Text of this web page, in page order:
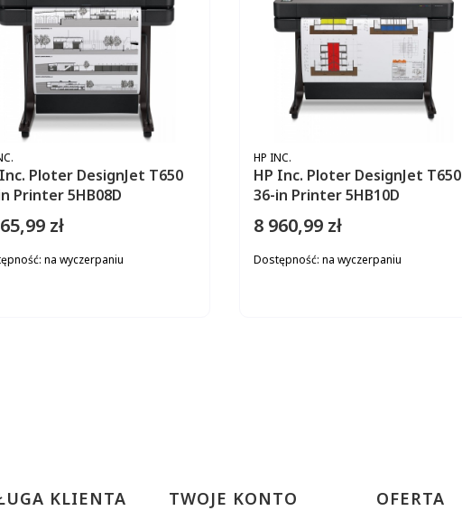
Ploter DesignJet T650
Printer 5HB08D
zł
na wyczerpaniu
HP Inc. Ploter DesignJet T650
36-in Printer 5HB10D
PRODUCENT
HP INC.
Cena
8 960,99 zł
Dostępność: na wyczerpaniu
w stopce
KLIENTA TWOJE KONTO OFERTA